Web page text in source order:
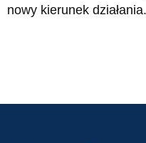
nowy kierunek działania.